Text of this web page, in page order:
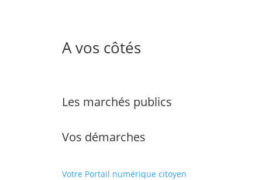
A vos côtés
Les marchés publics
Vos démarches
Votre Portail numérique citoyen